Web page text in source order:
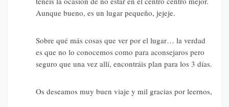
Aunque bueno, es un lugar pequeño, jejeje.
Sobre qué más cosas que ver por el lugar… la verdad
es que no lo conocemos como para aconsejaros pero
seguro que una vez allí, encontráis plan para los 3 días.
Os deseamos muy buen viaje y mil gracias por leernos,